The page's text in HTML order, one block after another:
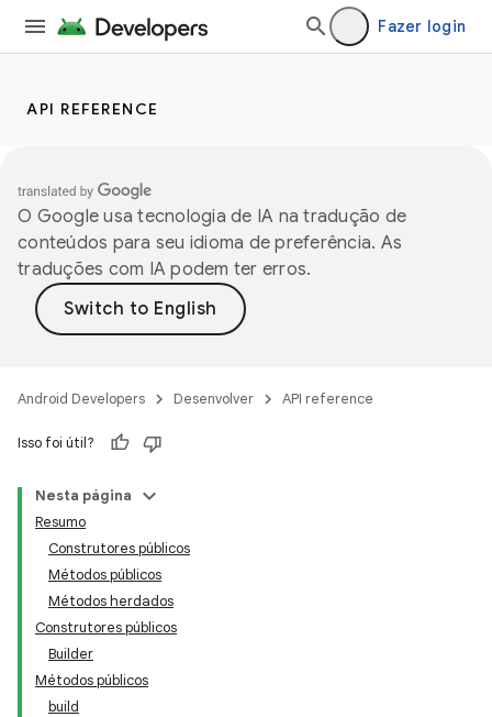
Fazer login
API REFERENCE
O Google usa tecnologia de IA na tradução de
conteúdos para seu idioma de preferência. As
traduções com IA podem ter erros.
Android Developers Desenvolver API reference
Isso foi útil?
Nesta página
Resumo
Construtores públicos
Métodos públicos
Métodos herdados
Construtores públicos
Builder
Métodos públicos
build